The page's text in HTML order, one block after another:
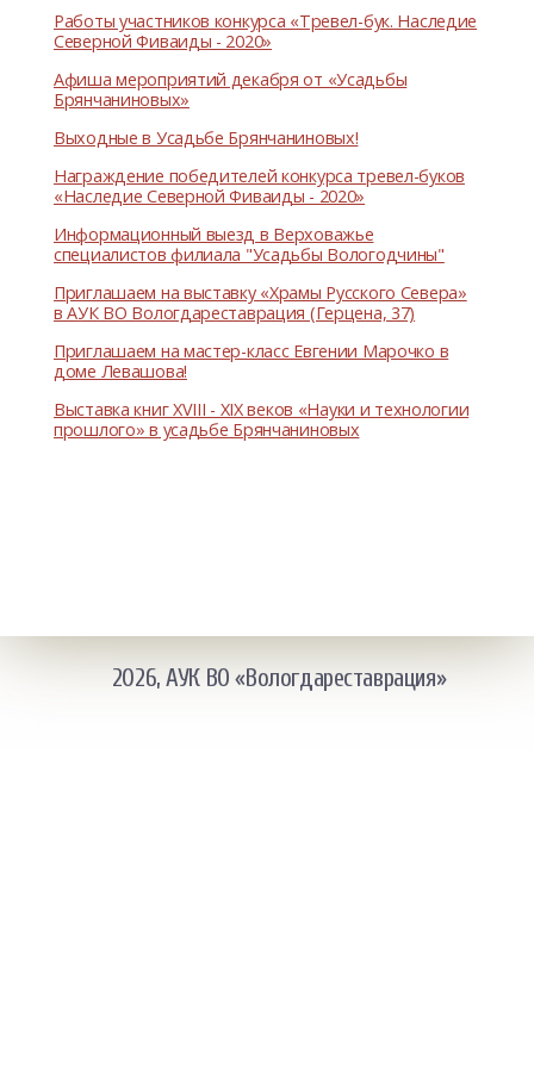
Работы участников конкурса «Тревел-бук. Наследие
Северной Фиваиды - 2020»
Афиша мероприятий декабря от «Усадьбы
Брянчаниновых»
Выходные в Усадьбе Брянчаниновых!
Награждение победителей конкурса тревел-буков
«Наследие Северной Фиваиды - 2020»
Информационный выезд в Верховажье
специалистов филиала "Усадьбы Вологодчины"
Приглашаем на выставку «Храмы Русского Севера»
в АУК ВО Вологдареставрация (Герцена, 37)
Приглашаем на мастер-класс Евгении Марочко в
доме Левашова!
Выставка книг XVIII - XIX веков «Науки и технологии
прошлого» в усадьбе Брянчаниновых
2026, АУК ВО «Вологдареставрация»